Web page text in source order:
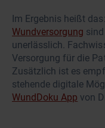
Im Ergebnis heißt
Wundversorgung
unerlässlich.
Versorgung für die
Zusätzlich ist es
stehende digitale
WundDoku App von